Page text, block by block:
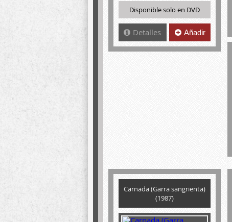
Disponible solo en DVD
Detalles Añadir
Carnada (Garra sangrienta)
(1987)